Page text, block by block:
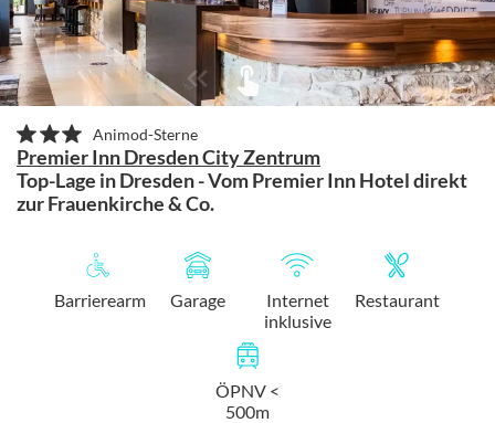
Animod-Sterne
Premier Inn Dresden City Zentrum
Top-Lage in Dresden - Vom Premier Inn Hotel direkt
zur Frauenkirche & Co.
Barrierearm Garage
Internet
inklusive
Restaurant
ÖPNV <
500m